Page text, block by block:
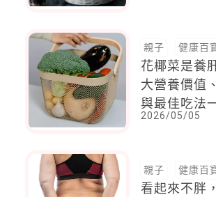
親子 健康百
花椰菜是養
大營養價值
與最佳吃法
2026/05/05
親子 健康百
看起來不胖